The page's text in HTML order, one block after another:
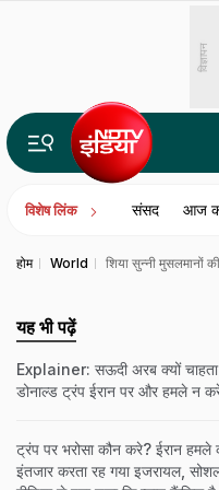
विज्ञापन
विशेष लिंक संसद आज
होम World शिया सुन्नी मुसलमानों
यह भी पढ़ें
Explainer: सऊदी अरब क्यों
डोनाल्ड ट्रंप ईरान पर और हमले न
ट्रंप पर भरोसा कौन करे? ईरान हमले
इंतजार करता रह गया इजरायल,